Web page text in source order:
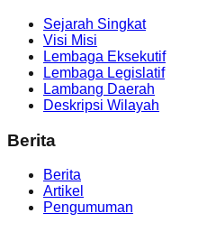
Sejarah Singkat
Visi Misi
Lembaga Eksekutif
Lembaga Legislatif
Lambang Daerah
Deskripsi Wilayah
Berita
Berita
Artikel
Pengumuman